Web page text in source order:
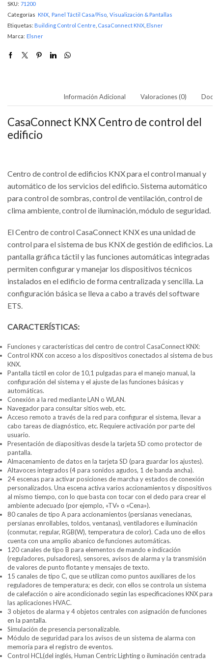
SKU: 71200
Categorías KNX Panel Táctil Casa/Piso Visualización & Pantallas
Etiquetas: Building Control Centre CasaConnect KNX Elsner
Marca: Elsner
Información Adicional Valoraciones (0)
CasaConnect KNX Centro de control del
edificio
Centro de control de edificios KNX para el control manual y
automático de los servicios del edificio. Sistema automático
para control de sombras, control de ventilación, control de
clima ambiente, control de iluminación, módulo de seguridad.
El Centro de control CasaConnect KNX es una unidad de
control para el sistema de bus KNX de gestión de edificios. La
pantalla gráfica táctil y las funciones automáticas integradas
permiten configurar y manejar los dispositivos técnicos
instalados en el edificio de forma centralizada y sencilla. La
configuración básica se lleva a cabo a través del software
ETS.
CARACTERÍSTICAS:
Funciones y características del centro de control CasaConnect KNX:
Control KNX con acceso a los dispositivos conectados al sistema de bus
KNX.
Pantalla táctil en color de 10,1 pulgadas para el manejo manual, la
configuración del sistema y el ajuste de las funciones básicas y
automáticas.
Conexión a la red mediante LAN o WLAN.
Navegador para consultar sitios web, etc.
Acceso remoto a través de la red para configurar el sistema, llevar a
cabo tareas de diagnóstico, etc. Requiere activación por parte del
usuario.
Presentación de diapositivas desde la tarjeta SD como protector de
pantalla.
Almacenamiento de datos en la tarjeta SD (para guardar los ajustes).
Altavoces integrados (4 para sonidos agudos, 1 de banda ancha).
24 escenas para activar posiciones de marcha y estados de conexión
personalizados. Una escena activa varios accionamientos y dispositivos
al mismo tiempo, con lo que basta con tocar con el dedo para crear el
ambiente adecuado (por ejemplo, «TV» o «Cena»).
80 canales de tipo A para accionamientos (persianas venecianas,
persianas enrollables, toldos, ventanas), ventiladores e iluminación
(conmutar, regular, RGB(W), temperatura de color). Cada uno de ellos
cuenta con una amplio abanico de funciones automáticas.
120 canales de tipo B para elementos de mando e indicación
(reguladores, pulsadores), sensores, avisos de alarma y la transmisión
de valores de punto flotante y mensajes de texto.
15 canales de tipo C, que se utilizan como puntos auxiliares de los
reguladores de temperatura; es decir, con ellos se controla un sistema
de calefacción o aire acondicionado según las especificaciones KNX para
las aplicaciones HVAC.
3 objetos de alarma y 4 objetos centrales con asignación de funciones
en la pantalla.
Simulación de presencia personalizable.
Módulo de seguridad para los avisos de un sistema de alarma con
memoria para el registro de eventos.
Control HCL(del inglés, Human Centric Lighting o iluminación centrada